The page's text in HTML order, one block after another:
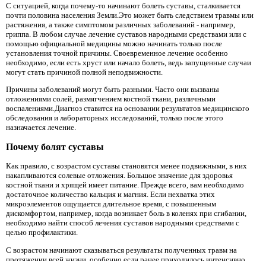
С ситуацией, когда почему-то начинают болеть суставы, сталкивается
почти половина населения Земли.Это может быть следствием травмы или
растяжения, а также симптомом различных заболеваний - например,
гриппа. В любом случае лечение суставов народными средствами или с
помощью официальной медицины можно начинать только после
установления точной причины. Своевременное лечение особенно
необходимо, если есть хруст или начало болеть, ведь запущенные случаи
могут стать причиной полной неподвижности.
Причины заболеваний могут быть разными. Часто они вызваны
отложениями солей, размягчением костной ткани, различными
воспалениями.Диагноз ставится на основании результатов медицинского
обследования и лабораторных исследований, только после этого
назначается лечение.
Почему болят суставы
Как правило, с возрастом суставы становятся менее подвижными, в них
накапливаются солевые отложения. Большое значение для здоровья
костной ткани и хрящей имеет питание. Прежде всего, вам необходимо
достаточное количество кальция и магния. Если нехватка этих
микроэлементов ощущается длительное время, с повышенным
дискомфортом, например, когда возникает боль в коленях при сгибании,
необходимо найти способ лечения суставов народными средствами с
целью профилактики.
С возрастом начинают сказываться результаты полученных травм на